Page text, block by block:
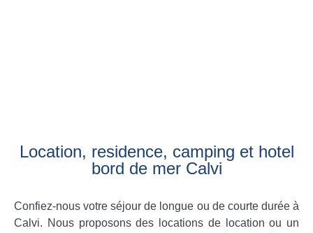
Location, residence, camping et hotel
bord de mer Calvi
Confiez-nous votre séjour de longue ou de courte durée à
Calvi. Nous proposons des locations de location ou un